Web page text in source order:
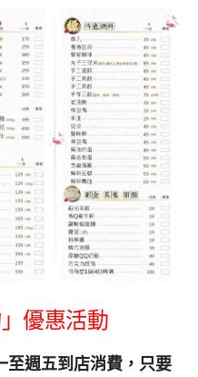
優惠活動
至週五到店消費，只要